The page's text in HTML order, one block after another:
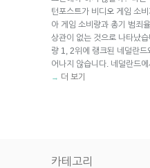
턴포스트가 비디오 게임 소
아 게임 소비량과 총기 범죄
상관이 없는 것으로 나타났
량 1, 2위에 랭크된 네덜란
어나지 않습니다. 네덜란드
→ 더 보기
카테고리